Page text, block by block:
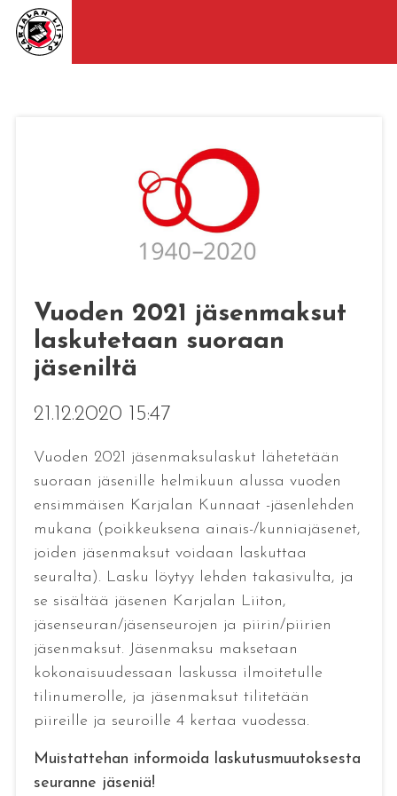
Vuoden 2021 jäsenmaksut
laskutetaan suoraan
jäseniltä
21.12.2020 15:47
Vuoden 2021 jäsenmaksulaskut lähetetään
suoraan jäsenille helmikuun alussa vuoden
ensimmäisen Karjalan Kunnaat -jäsenlehden
mukana (poikkeuksena ainais-/kunniajäsenet,
joiden jäsenmaksut voidaan laskuttaa
seuralta). Lasku löytyy lehden takasivulta, ja
se sisältää jäsenen Karjalan Liiton,
jäsenseuran/jäsenseurojen ja piirin/piirien
jäsenmaksut. Jäsenmaksu maksetaan
kokonaisuudessaan laskussa ilmoitetulle
tilinumerolle, ja jäsenmaksut tilitetään
piireille ja seuroille 4 kertaa vuodessa.
Muistattehan informoida laskutusmuutoksesta
seuranne jäseniä!